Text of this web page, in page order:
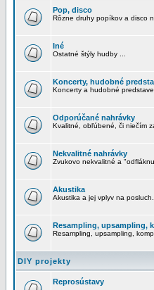
Pop, disco
Rôzne druhy popíkov a disco
Iné
Ostatné štýly hudby ...
Koncerty, hudobné
Koncerty a hudobné
Odporúčané nahrávky
Kvalitné, obľúbené, či niečím
Nekvalitné nahrávky
Zvukovo nekvalitné a
Akustika
Akustika a jej vplyv na posluch.
Resampling, upsampling,
Resampling, upsampling,
DIY projekty
Reprosústavy